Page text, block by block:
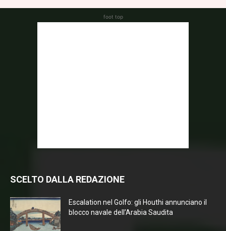
foot top
SCELTO DALLA REDAZIONE
Escalation nel Golfo: gli Houthi annunciano il
blocco navale dell’Arabia Saudita